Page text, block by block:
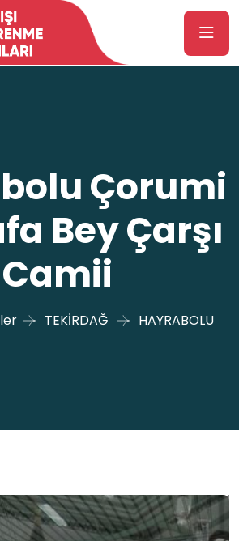
Çorumi
Bey Çarşı
Camii
TEKİRDAĞ HAYRABOLU